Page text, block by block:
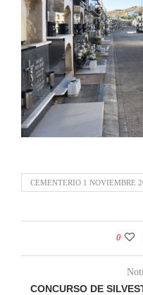
CEMENTERIO 1 NOVIEMBRE
0
CONCURSO DE